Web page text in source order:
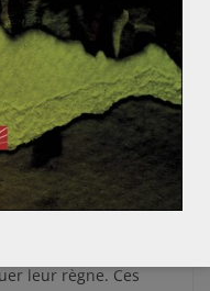
président
présidentielles de
effectue
.
leur règne. Ces